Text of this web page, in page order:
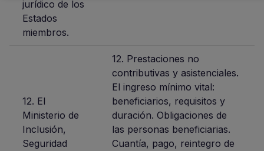
jurídico de los
Estados
miembros.
12. El
Ministerio de
Inclusión,
Seguridad
12. Prestaciones no
contributivas y asistenciales.
El ingreso mínimo vital:
beneficiarios, requisitos y
duración. Obligaciones de
las personas beneficiarias.
Cuantía, pago, reintegro de